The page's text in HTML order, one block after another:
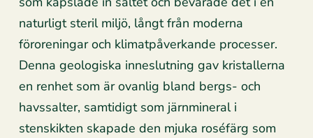
naturligt steril miljö, långt från moderna
föroreningar och klimatpåverkande processer.
Denna geologiska inneslutning gav kristallerna
en renhet som är ovanlig bland bergs- och
havssalter, samtidigt som järnmineral i
stenskikten skapade den mjuka roséfärg som